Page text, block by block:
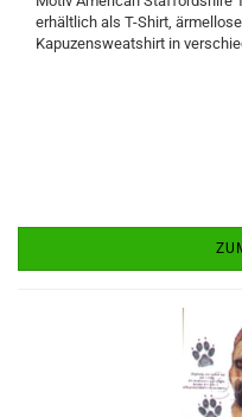
erhältlich als T-Shirt,
Kapuzensweatshirt in